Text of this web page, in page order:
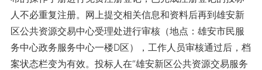
人不必重复注册。网上提交相关信息和资料后再到雄安新
区公共资源交易中心受理处进行审核（地点：雄安市民服
务中心政务服务中心一楼D区），工作人员审核通过后，档
案状态栏变为有效。投标人在“雄安新区公共资源交易服务